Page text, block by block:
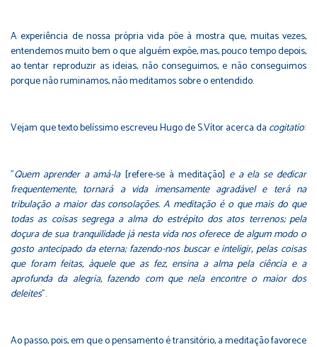
A experiência de nossa própria vida põe à mostra que, muitas vezes,
entendemos muito bem o que alguém expõe, mas, pouco tempo depois,
ao tentar reproduzir as ideias, não conseguimos, e não conseguimos
porque não ruminamos, não meditamos sobre o entendido.
Vejam que texto belíssimo escreveu Hugo de S.Vítor acerca da cogitatio:
"Quem aprender a amá-la[refere-se à meditação] e a ela se dedicar
frequentemente, tornará a vida imensamente agradável e terá na
tribulação a maior das consolações. A meditação é o que mais do que
todas as coisas segrega a alma do estrépito dos atos terrenos; pela
doçura de sua tranquilidade já nesta vida nos oferece de algum modo o
gosto antecipado da eterna; fazendo-nos buscar e inteligir, pelas coisas
que foram feitas, àquele que as fez, ensina a alma pela ciência e a
aprofunda da alegria, fazendo com que nela encontre o maior dos
deleites".
Ao passo, pois, em que o pensamento é transitório, a meditação favorece